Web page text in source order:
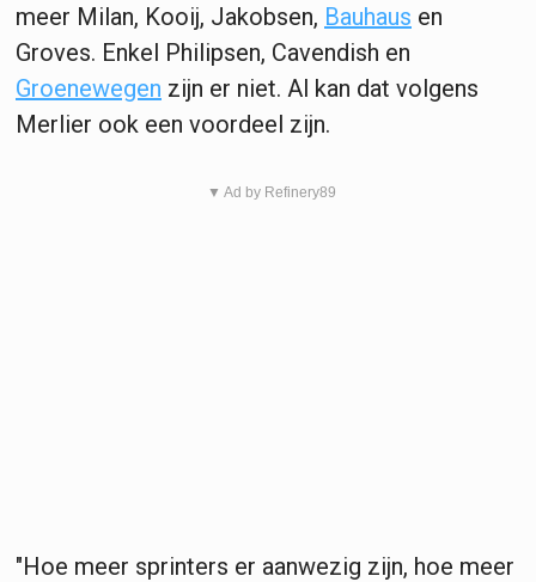
meer Milan, Kooij, Jakobsen, Bauhaus en
Groves. Enkel Philipsen, Cavendish en
Groenewegen zijn er niet. Al kan dat volgens
Merlier ook een voordeel zijn.
▼ Ad by Refinery89
"Hoe meer sprinters er aanwezig zijn, hoe meer